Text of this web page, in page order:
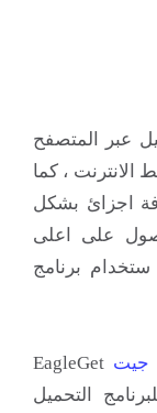
عبر المتصفح
الانترنت ، كما
اجزائ بشكل
على اعلى
برنامج
جيت EagleGet
التحميل